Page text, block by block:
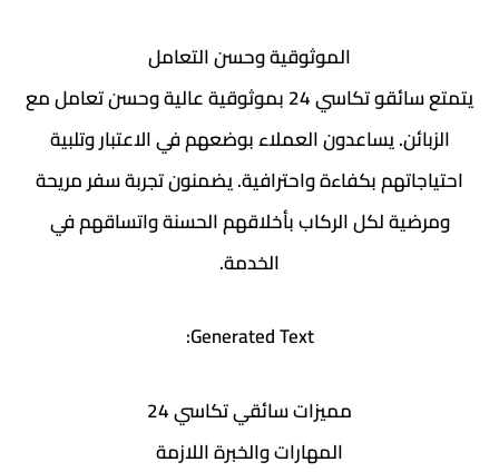
الموثوقية وحسن التعامل
يتمتع سائقو تكاسي 24 بموثوقية عالية وحسن تعامل مع
الزبائن. يساعدون العملاء بوضعهم في الاعتبار وتلبية
احتياجاتهم بكفاءة واحترافية. يضمنون تجربة سفر مريحة
ومرضية لكل الركاب بأخلاقهم الحسنة واتساقهم في
الخدمة.
Generated Text:
مميزات سائقي تكاسي 24
المهارات والخبرة اللازمة